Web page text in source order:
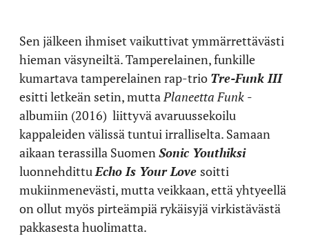
Sen jälkeen ihmiset vaikuttivat ymmärrettävästi
hieman väsyneiltä. Tamperelainen, funkille
kumartava tamperelainen rap-trio Tre-Funk III
esitti letkeän setin, muttaPlaneetta Funk -
albumiin (2016) liittyvä avaruussekoilu
kappaleiden välissä tuntui irralliselta. Samaan
aikaan terassilla SuomenSonic Youthiksi
luonnehdittuEcho Is Your Love soitti
mukiinmenevästi, mutta veikkaan, että yhtyeellä
on ollut myös pirteämpiä rykäisyjä virkistävästä
pakkasesta huolimatta.